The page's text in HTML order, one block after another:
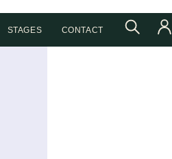
STAGES CONTACT